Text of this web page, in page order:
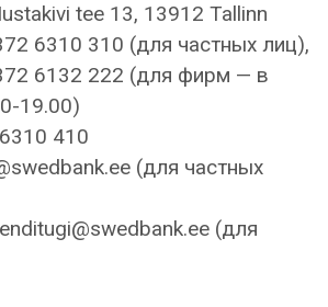
tee 13, 13912 Tallinn
6310 310 (для частных лиц),
6132 222 (для фирм — в
19.00)
410
(для частных
(для